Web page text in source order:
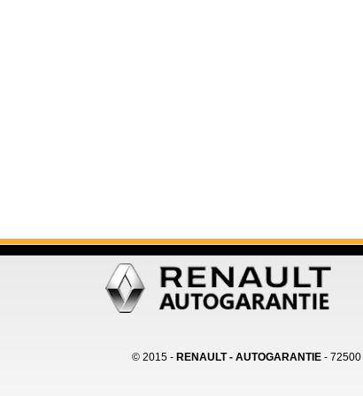
© 2015 - RENAULT - AUTOGARANTIE - 72500